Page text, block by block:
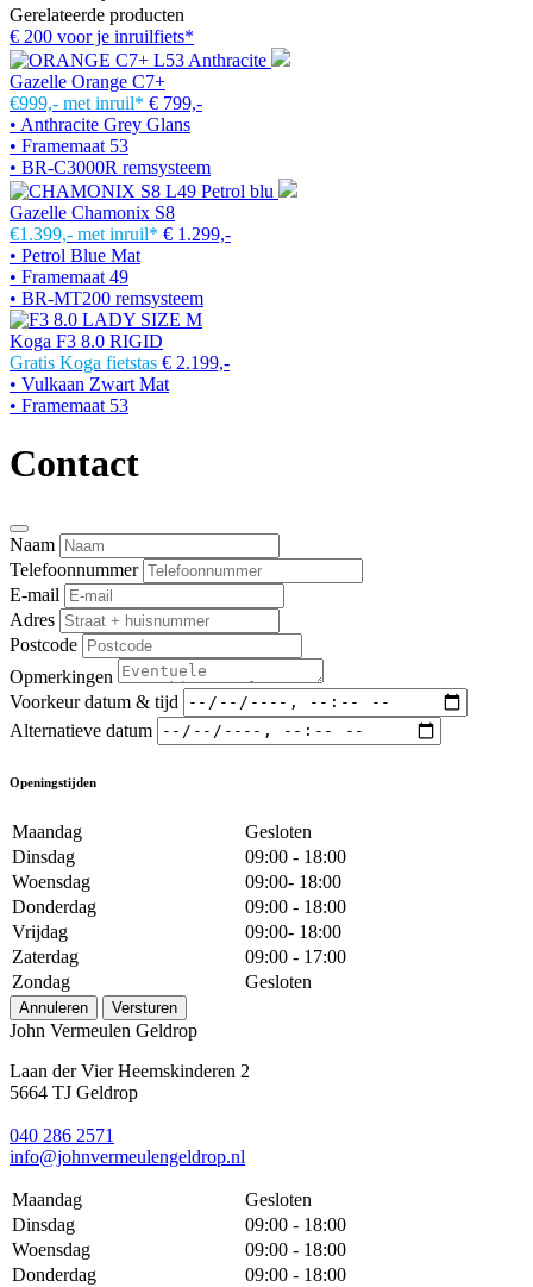
Gerelateerde producten
€ 200 voor je inruilfiets*
Gazelle Orange C7+
€999,- met inruil* € 799,-
• Anthracite Grey Glans
• Framemaat 53
• BR-C3000R remsysteem
Gazelle Chamonix S8
€1.399,- met inruil* € 1.299,-
• Petrol Blue Mat
• Framemaat 49
• BR-MT200 remsysteem
Koga F3 8.0 RIGID
Gratis Koga fietstas € 2.199,-
• Vulkaan Zwart Mat
• Framemaat 53
Contact
Naam
Telefoonnummer
E-mail
Adres
Postcode
Opmerkingen
Voorkeur datum & tijd
Alternatieve datum
Openingstijden
Maandag
Gesloten
Dinsdag
09:00 - 18:00
Woensdag
09:00- 18:00
Donderdag
09:00 - 18:00
Vrijdag
09:00- 18:00
Zaterdag
09:00 - 17:00
Zondag
Gesloten
Annuleren Versturen
John Vermeulen Geldrop
Laan der Vier Heemskinderen 2
5664 TJ Geldrop
040 286 2571
info@johnvermeulengeldrop.nl
Maandag
Gesloten
Dinsdag
09:00 - 18:00
Woensdag
09:00 - 18:00
Donderdag
09:00 - 18:00